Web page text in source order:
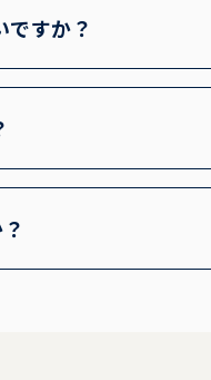
すか？
有料オプション、店
方は、月額料金だけ
間外に受け取りたい